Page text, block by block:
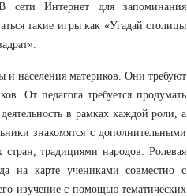
сети Интернет для запоминания
такие игры как «Угадай столицы
и населения материков. Они требуют
От педагога требуется продумать
в рамках каждой роли, а
знакомятся с дополнительными
стран, традициями народов. Ролевая
на карте учениками совместно с
изучение с помощью тематических